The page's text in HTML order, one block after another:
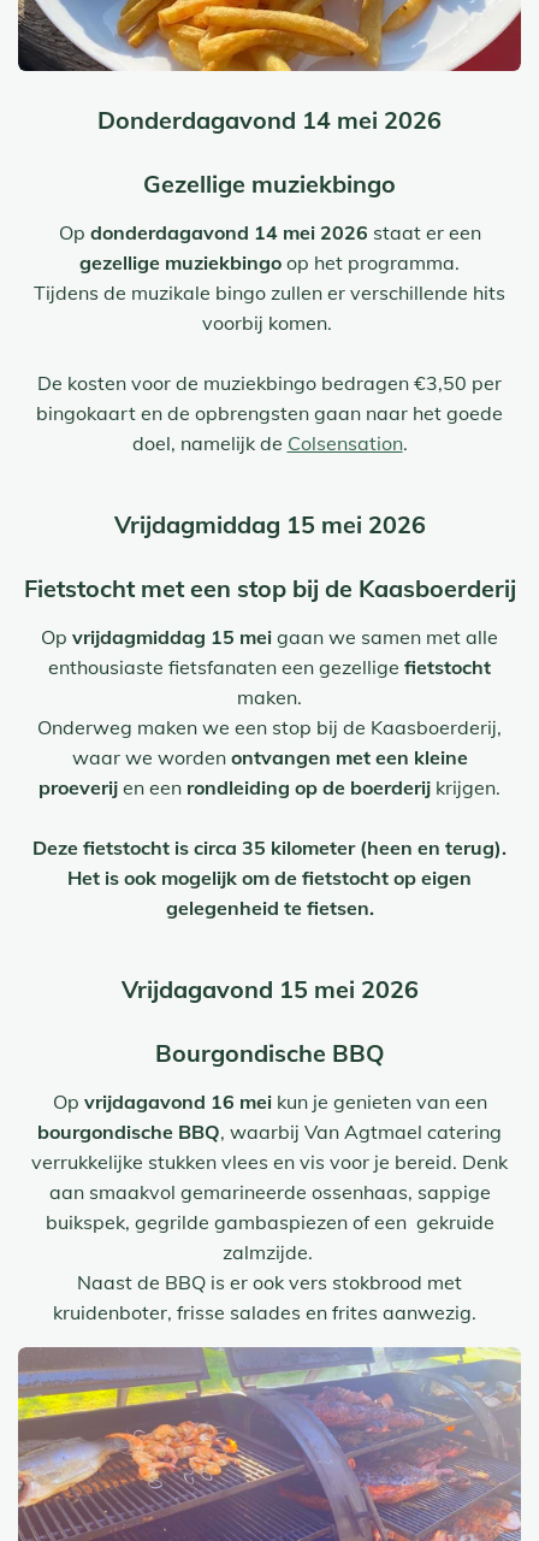
Donderdagavond 14 mei 2026
Gezellige muziekbingo
Op donderdagavond 14 mei 2026 staat er een
gezellige muziekbingo op het programma.
Tijdens de muzikale bingo zullen er verschillende hits
voorbij komen.
De kosten voor de muziekbingo bedragen €3,50 per
bingokaart en de opbrengsten gaan naar het goede
doel, namelijk de Colsensation.
Vrijdagmiddag 15 mei 2026
Fietstocht met een stop bij de Kaasboerderij
Op vrijdagmiddag 15 mei gaan we samen met alle
enthousiaste fietsfanaten een gezellige fietstocht
maken.
Onderweg maken we een stop bij de Kaasboerderij,
waar we worden ontvangen met een kleine
proeverij en een rondleiding op de boerderij krijgen.
Deze fietstocht is circa 35 kilometer (heen en terug).
Het is ook mogelijk om de fietstocht op eigen
gelegenheid te fietsen.
Vrijdagavond 15 mei 2026
Bourgondische BBQ
Op vrijdagavond 16 meikun je genieten van een
bourgondische BBQ, waarbij Van Agtmael catering
verrukkelijke stukken vlees en vis voor je bereid. Denk
aan smaakvol gemarineerde ossenhaas, sappige
buikspek, gegrilde gambaspiezen of een gekruide
zalmzijde.
Naast de BBQ is er ook vers stokbrood met
kruidenboter, frisse salades en frites aanwezig.